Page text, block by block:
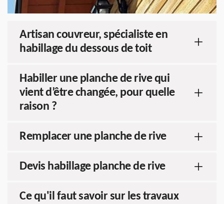
Artisan couvreur, spécialiste en
habillage du dessous de toit
Habiller une planche de rive qui
vient d’être changée, pour quelle
raison ?
Remplacer une planche de rive
Devis habillage planche de rive
Ce qu'il faut savoir sur les travaux